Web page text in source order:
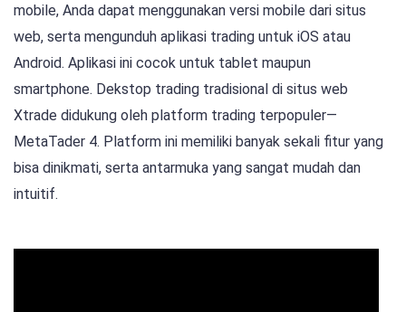
mobile, Anda dapat menggunakan versi mobile dari situs
web, serta mengunduh aplikasi trading untuk iOS atau
Android. Aplikasi ini cocok untuk tablet maupun
smartphone. Dekstop trading tradisional di situs web
Xtrade didukung oleh platform trading terpopuler—
MetaTader 4. Platform ini memiliki banyak sekali fitur yang
bisa dinikmati, serta antarmuka yang sangat mudah dan
intuitif.